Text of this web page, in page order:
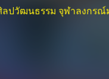
ลปวัฒนธรรม จุฬาลงกรณ์